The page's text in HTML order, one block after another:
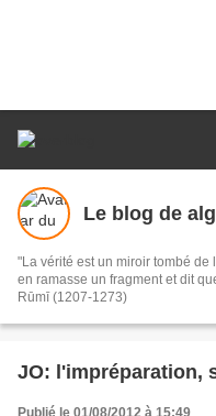
Le blog de
"La vérité est un miroir tombé
en ramasse un fragment et dit
Rūmī (1207-1273)
JO: l'impréparation,
Publié le 01/08/2012 à 15:49